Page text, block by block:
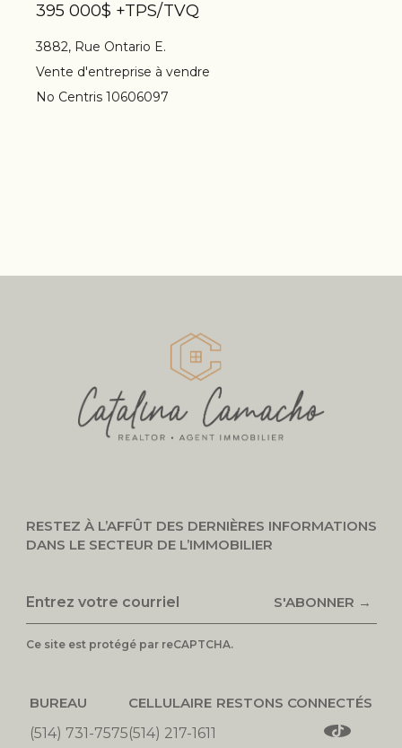
395 000$ +TPS/TVQ
3882, Rue Ontario E.
Vente d'entreprise à vendre
No Centris 10606097
RESTEZ À L’AFFÛT DES DERNIÈRES INFORMATIONS
DANS LE SECTEUR DE L’IMMOBILIER
S'ABONNER →
Ce site est protégé par reCAPTCHA.
BUREAU
(514) 731-7575
CELLULAIRE
(514) 217-1611
RESTONS CONNECTÉS